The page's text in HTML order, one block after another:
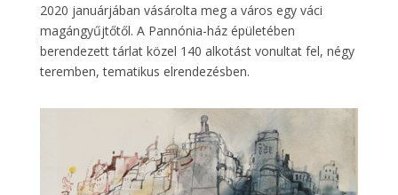
2020 januárjában vásárolta meg a város egy váci
magángyűjtőtől. A Pannónia-ház épületében
berendezett tárlat közel 140 alkotást vonultat fel, négy
teremben, tematikus elrendezésben.